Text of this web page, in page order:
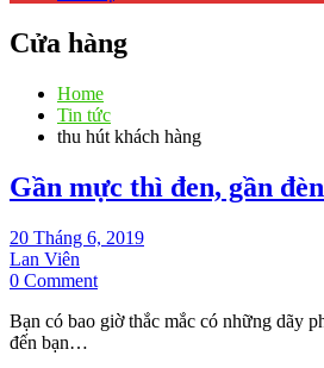
Cửa hàng
Home
Tin tức
thu hút khách hàng
Gần mực thì đen, gần
20 Tháng 6, 2019
Lan Viên
0 Commenton
mực
Bạn có bao giờ thắc mắc có những dãy
đến bạn…